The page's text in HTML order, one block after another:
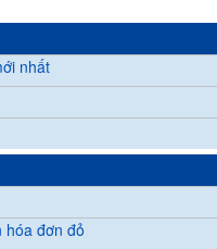
nhất
hóa đơn đỏ